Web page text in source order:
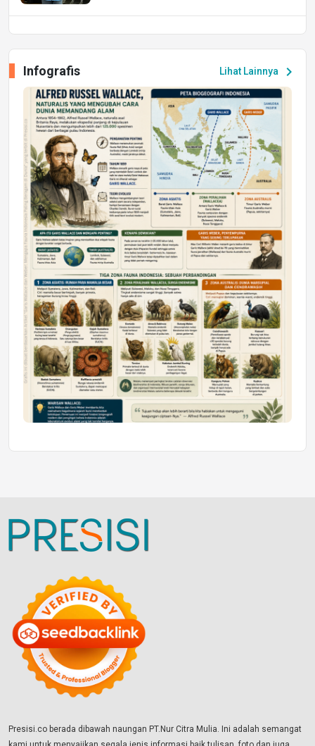
Peluang Kerja dan Magang
Jumat, 17 Jul 2026 22:30
DAERAH
Astra Motor Kalimantan Timur 2 Dukung
Mahasiswa Samarinda dalam Astra
Honda SDGs Future Leaders 2026
Jumat, 10 Jul 2026 19:01
Lihat Lainnya chevron_right
Infografis
Presisi.co berada dibawah naungan PT.Nur Citra Mulia. Ini adalah semangat